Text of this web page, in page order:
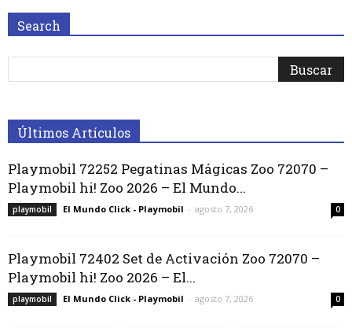
Search
Últimos Artículos
Playmobil 72252 Pegatinas Mágicas Zoo 72070 –
Playmobil hi! Zoo 2026 – El Mundo...
playmobil El Mundo Click - Playmobil - agosto 7, 2026 0
Playmobil 72402 Set de Activación Zoo 72070 –
Playmobil hi! Zoo 2026 – El...
playmobil El Mundo Click - Playmobil - agosto 7, 2026 0